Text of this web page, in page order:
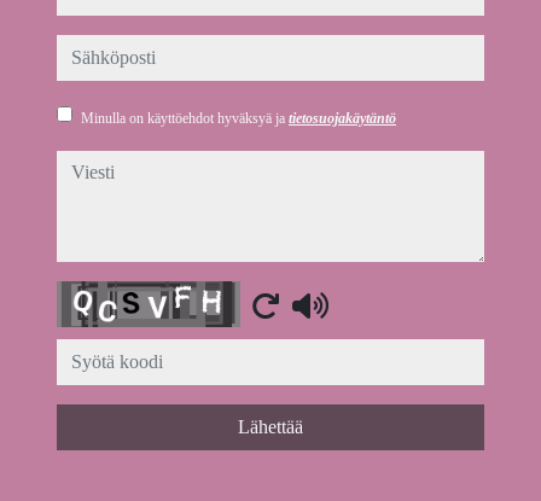
sähköposti
Minulla on käyttöehdot hyväksyä ja tietosuojakäytäntö
viesti
Captcha
Lähettää